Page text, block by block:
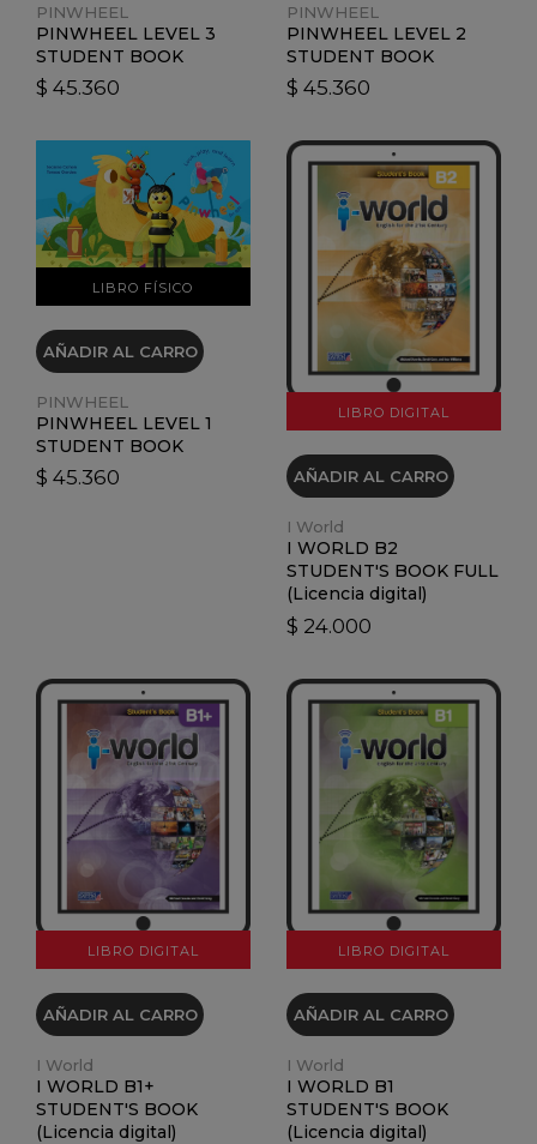
PINWHEEL
PINWHEEL LEVEL 3
STUDENT BOOK
$ 45.360
PINWHEEL
PINWHEEL LEVEL 2
STUDENT BOOK
$ 45.360
LIBRO FÍSICO
VER DETALLES
AÑADIR AL CARRO
PINWHEEL
PINWHEEL LEVEL 1
STUDENT BOOK
$ 45.360
LIBRO DIGITAL
VER DETALLES
AÑADIR AL CARRO
I World
I WORLD B2
STUDENT'S BOOK FULL
(Licencia digital)
$ 24.000
LIBRO DIGITAL
VER DETALLES
AÑADIR AL CARRO
I World
I WORLD B1+
STUDENT'S BOOK
(Licencia digital)
LIBRO DIGITAL
VER DETALLES
AÑADIR AL CARRO
I World
I WORLD B1
STUDENT'S BOOK
(Licencia digital)